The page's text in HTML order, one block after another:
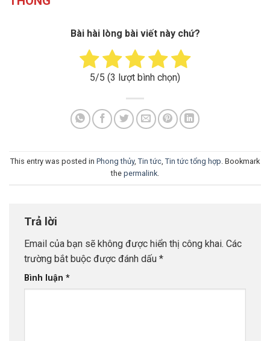
Bài hài lòng bài viết này chứ?
5/5 (3 lượt bình chọn)
This entry was posted in Phong thủy, Tin tức, Tin tức tổng hợp. Bookmark
the permalink.
Trả lời
Email của bạn sẽ không được hiển thị công khai. Các
trường bắt buộc được đánh dấu *
Bình luận *